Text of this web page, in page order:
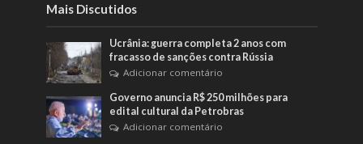
Mais Discutidos
Ucrânia: guerra completa 2 anos com
fracasso de sanções contra Rússia
Adicionar comentário
Governo anuncia R$ 250 milhões para
edital cultural da Petrobras
Adicionar comentário